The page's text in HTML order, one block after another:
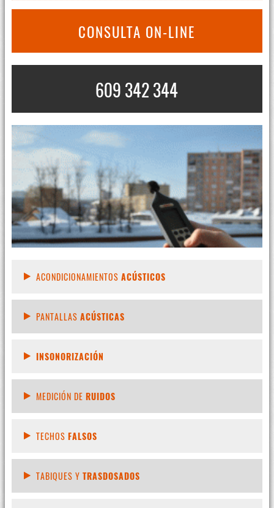
CONSULTA ON-LINE
609 342 344
ACONDICIONAMIENTOS ACÚSTICOS
PANTALLAS ACÚSTICAS
INSONORIZACIÓN
MEDICIÓN DE RUIDOS
TECHOS FALSOS
TABIQUES Y TRASDOSADOS